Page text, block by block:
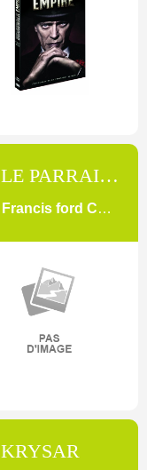
LE PARRAIN 2 [2]
Francis ford COPPOLA
KRYSAR